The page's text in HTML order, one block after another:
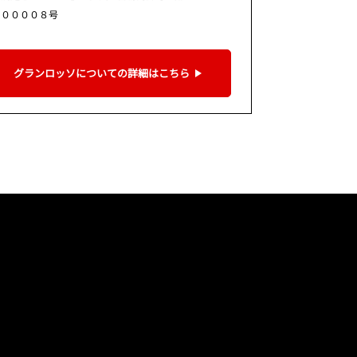
０００８号
グランロッソについての詳細はこちら